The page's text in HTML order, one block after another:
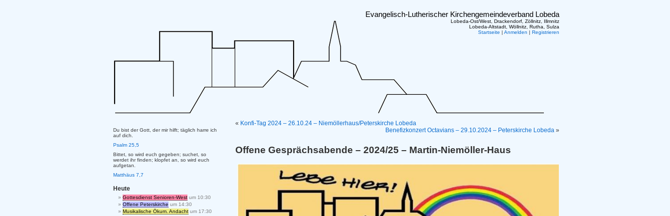
Evangelisch-Lutherischer Kirchengemeindeverband Lobeda
Lobeda-Ost/West, Drackendorf, Zöllnitz, Illmnitz
Lobeda-Altstadt, Wöllnitz, Rutha, Sulza
Startseite | Anmelden | Registrieren
« Konfi-Tag 2024 – 26.10.24 – Niemöllerhaus/Peterskirche Lobeda
Benefizkonzert Octavians – 29.10.2024 – Peterskirche Lobeda »
Offene Gesprächsabende – 2024/25 – Martin-Niemöller-Haus
Du bist der Gott, der mir hilft; täglich harre ich
auf dich.
Psalm 25,5
Bittet, so wird euch gegeben; suchet, so
werdet ihr finden; klopfet an, so wird euch
aufgetan.
Matthäus 7,7
Heute
Gottesdienst Senioren-West um 10:30
Offene Peterskirche um 14:30
Musikalische Ökum. Andacht um 17:30